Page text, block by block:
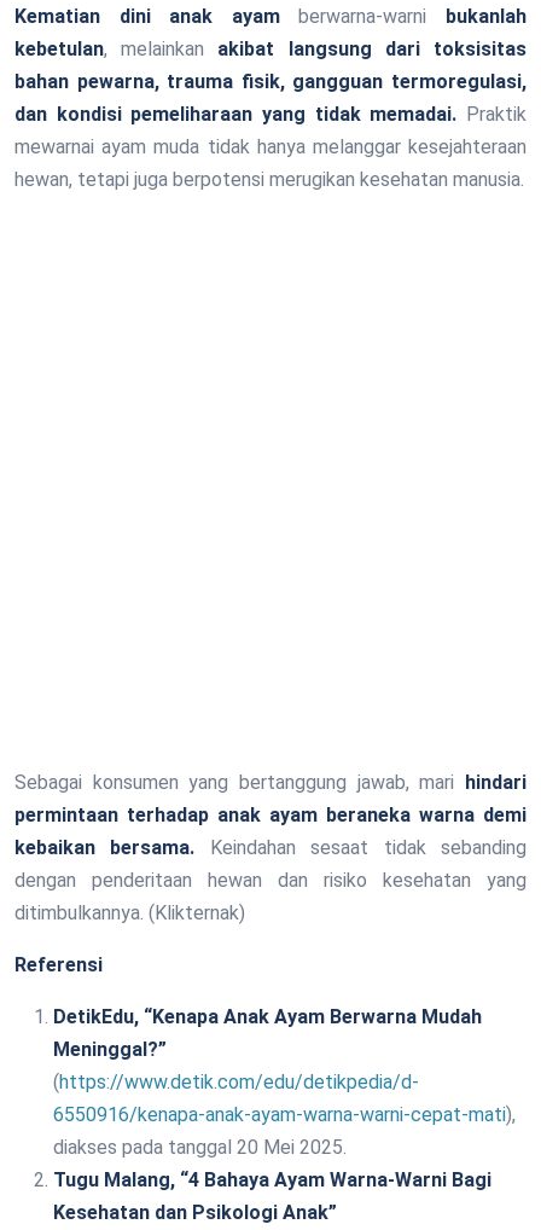
Kematian dini anak ayamberwarna-warni
bukanlah
kebetulan, melainkan akibat langsung dari toksisitas
bahan pewarna, trauma fisik, gangguan termoregulasi,
dan kondisi pemeliharaan yang tidak memadai. Praktik
mewarnai ayam muda tidak hanya melanggar kesejahteraan
hewan, tetapi juga berpotensi merugikan kesehatan manusia.
Sebagai konsumen yang bertanggung jawab, mari
hindari
permintaan terhadap anak ayam beraneka warna demi
kebaikan bersama. Keindahan sesaat tidak sebanding
dengan penderitaan hewan dan risiko kesehatan yang
ditimbulkannya. (Klikternak)
Referensi
DetikEdu, “Kenapa Anak Ayam Berwarna Mudah
Meninggal?”
(https://www.detik.com/edu/detikpedia/d-
6550916/kenapa-anak-ayam-warna-warni-cepat-mati),
diakses pada tanggal 20 Mei 2025.
Tugu Malang, “4 Bahaya Ayam Warna-Warni Bagi
Kesehatan dan Psikologi Anak”